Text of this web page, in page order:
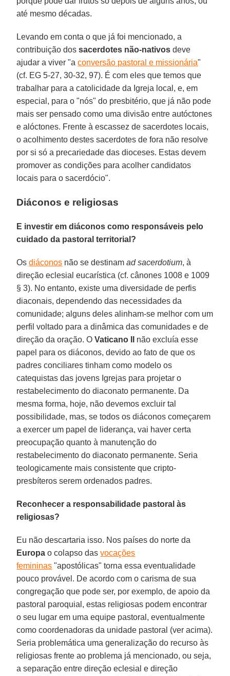
até mesmo décadas.
Levando em conta o que já foi mencionado, a
contribuição dossacerdotes não-nativos deve
ajudar a viver "aconversão pastoral e missionária"
(cf. EG 5-27, 30-32, 97). É com eles que temos que
trabalhar para a catolicidade da Igreja local, e, em
especial, para o "nós" do presbitério, que já não pode
mais ser pensado como uma divisão entre autóctones
e alóctones. Frente à escassez de sacerdotes locais,
o acolhimento destes sacerdotes de fora não resolve
por si só a precariedade das dioceses. Estas devem
promover as condições para acolher candidatos
locais para o sacerdócio".
Diáconos e religiosas
E investir em diáconos como responsáveis pelo
cuidado da pastoral territorial?
Osdiáconos não se destinamad sacerdotium, à
direção eclesial eucarística (cf. cânones 1008 e 1009
§ 3). No entanto, existe uma diversidade de perfis
diaconais, dependendo das necessidades da
comunidade; alguns deles alinham-se melhor com um
perfil voltado para a dinâmica das comunidades e de
direção da oração. OVaticano II
não excluía esse
papel para os diáconos, devido ao fato de que os
padres conciliares tinham como modelo os
catequistas das jovens Igrejas para projetar o
restabelecimento do diaconato permanente. Da
mesma forma, hoje, não devemos excluir tal
possibilidade, mas, se todos os diáconos começarem
a exercer um papel de liderança, vai haver certa
preocupação quanto à manutenção do
restabelecimento do diaconato permanente. Seria
teologicamente mais consistente que cripto-
presbíteros serem ordenados padres.
Reconhecer a responsabilidade pastoral às
religiosas?
Eu não descartaria isso. Nos países do norte da
Europa o colapso dasvocações
femininas "apostólicas" torna essa eventualidade
pouco provável. De acordo com o carisma de sua
congregação que pode ser, por exemplo, de apoio da
pastoral paroquial, estas religiosas podem encontrar
o seu lugar em uma equipe pastoral, eventualmente
como coordenadoras da unidade pastoral (ver acima).
Seria problemática uma generalização do recurso às
religiosas frente ao problema já mencionado, ou seja,
a separação entre direção eclesial e direção